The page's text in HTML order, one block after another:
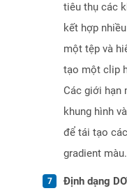
tiêu thụ các
kết hợp
một tệp và
tạo một clip
Các giới hạn
khung hình
để tái tạo
gradient màu.
Định dạng